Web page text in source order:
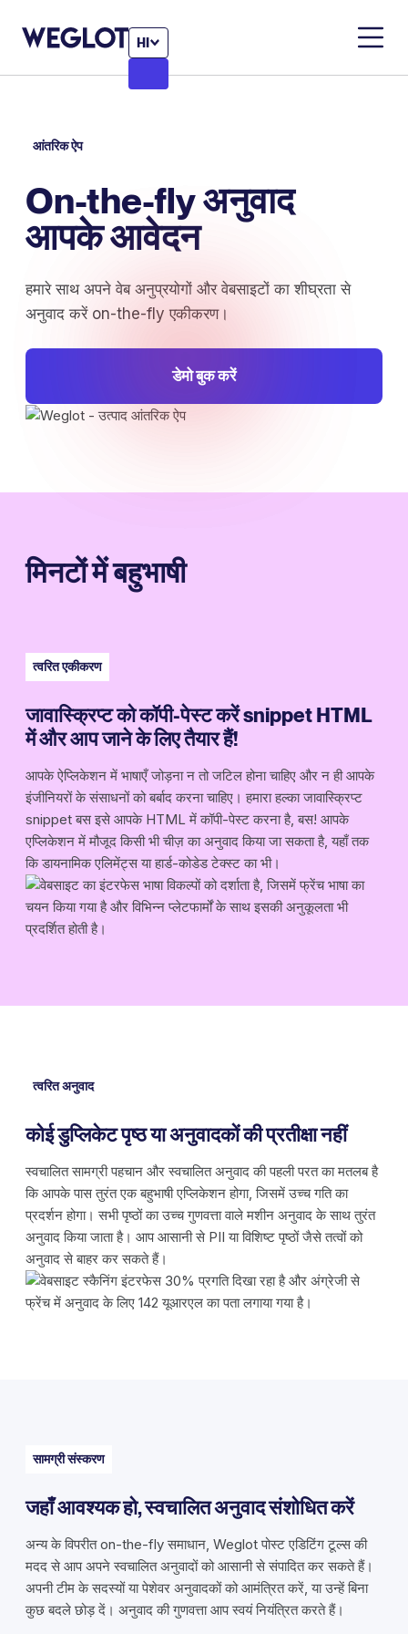
HI
आंतरिक ऐप
On-the-fly अनुवाद
आपके आवेदन
हमारे साथ अपने वेब अनुप्रयोगों और वेबसाइटों का शीघ्रता से
अनुवाद करें on-the-fly एकीकरण।
डेमो बुक करें
मिनटों में बहुभाषी
त्वरित एकीकरण
जावास्क्रिप्ट को कॉपी-पेस्ट करें snippet HTML
में और आप जाने के लिए तैयार हैं!
आपके ऐप्लिकेशन में भाषाएँ जोड़ना न तो जटिल होना चाहिए और न ही आपके
इंजीनियरों के संसाधनों को बर्बाद करना चाहिए। हमारा हल्का जावास्क्रिप्ट
snippet बस इसे आपके HTML में कॉपी-पेस्ट करना है, बस! आपके
एप्लिकेशन में मौजूद किसी भी चीज़ का अनुवाद किया जा सकता है, यहाँ तक
कि डायनामिक एलिमेंट्स या हार्ड-कोडेड टेक्स्ट का भी।
त्वरित अनुवाद
कोई डुप्लिकेट पृष्ठ या अनुवादकों की प्रतीक्षा नहीं
स्वचालित सामग्री पहचान और स्वचालित अनुवाद की पहली परत का मतलब है
कि आपके पास तुरंत एक बहुभाषी एप्लिकेशन होगा, जिसमें उच्च गति का
प्रदर्शन होगा। सभी पृष्ठों का उच्च गुणवत्ता वाले मशीन अनुवाद के साथ तुरंत
अनुवाद किया जाता है। आप आसानी से PII या विशिष्ट पृष्ठों जैसे तत्वों को
अनुवाद से बाहर कर सकते हैं।
सामग्री संस्करण
जहाँ आवश्यक हो, स्वचालित अनुवाद संशोधित करें
अन्य के विपरीत on-the-fly समाधान, Weglot पोस्ट एडिटिंग टूल्स की
मदद से आप अपने स्वचालित अनुवादों को आसानी से संपादित कर सकते हैं।
अपनी टीम के सदस्यों या पेशेवर अनुवादकों को आमंत्रित करें, या उन्हें बिना
कुछ बदले छोड़ दें। अनुवाद की गुणवत्ता आप स्वयं नियंत्रित करते हैं।